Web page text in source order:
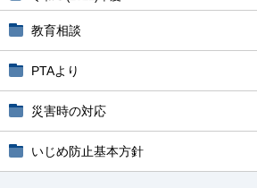
教育相談
PTAより
災害時の対応
いじめ防止基本方針